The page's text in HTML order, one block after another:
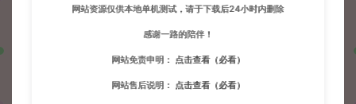
网站资源仅供本地单机测试，请于下载后24小时内删除
感谢一路的陪伴！
网站免责申明： 点击查看（必看）
网站售后说明： 点击查看（必看）